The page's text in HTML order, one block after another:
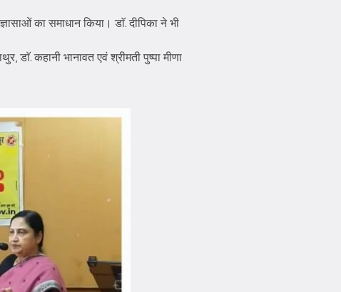
का समाधान किया। डाॅ. दीपिका ने भी
डाॅ. कहानी भानावत एवं श्रीमती पुष्पा मीणा